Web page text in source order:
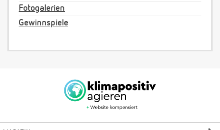
Fotogalerien
Gewinnspiele